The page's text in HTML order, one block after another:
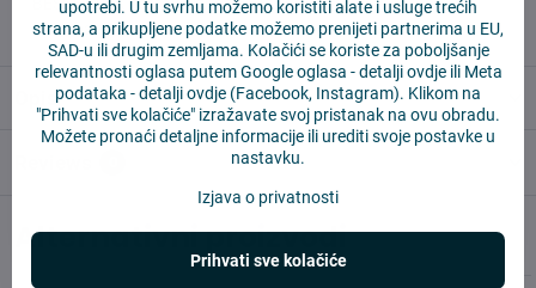
✅ 14 dana za povrat robe
Opis
Alternativni proizvodi
upotrebi. U tu svrhu možemo koristiti alate i usluge trećih
strana, a prikupljene podatke možemo prenijeti partnerima u EU,
SAD-u ili drugim zemljama. Kolačići se koriste za poboljšanje
relevantnosti oglasa putem Google oglasa -detalji ovdjeili Meta
podataka -detalji ovdje (Facebook, Instagram). Klikom na
"Prihvati sve kolačiće" izražavate svoj pristanak na ovu obradu.
Možete pronaći detaljne informacije ili urediti svoje postavke u
nastavku.
Izjava o privatnosti
Prihvati sve kolačiće